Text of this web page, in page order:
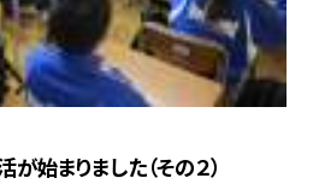
始まりました（その２）